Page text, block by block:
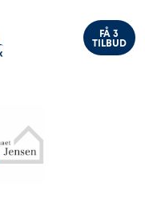
FÅ 3
TILBUD